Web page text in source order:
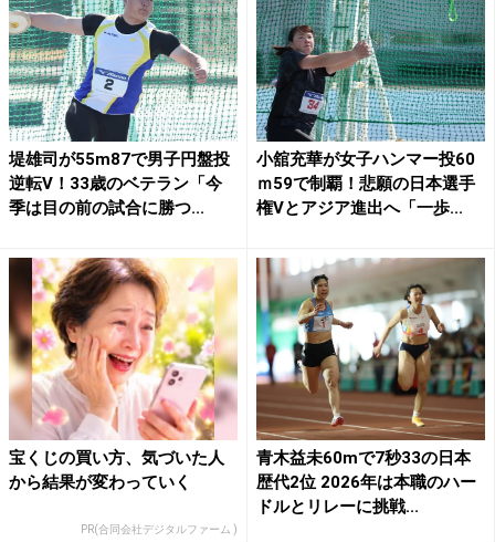
堤雄司が55m87で男子円盤投
逆転V！33歳のベテラン「今
季は目の前の試合に勝つ...
小舘充華が女子ハンマー投60
ｍ59で制覇！悲願の日本選手
権Vとアジア進出へ「一歩...
宝くじの買い方、気づいた人
から結果が変わっていく
PR(合同会社デジタルファーム )
青木益未60mで7秒33の日本
歴代2位 2026年は本職のハー
ドルとリレーに挑戦...